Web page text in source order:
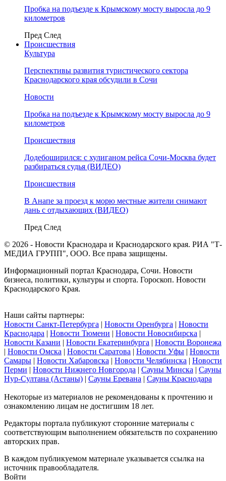
Пробка на подъезде к Крымскому мосту выросла до 9
километров
Пред След
Происшествия
Культура
Перспективы развития туристического сектора
Краснодарского края обсудили в Сочи
Новости
Пробка на подъезде к Крымскому мосту выросла до 9
километров
Происшествия
Додебоширился: с хулиганом рейса Сочи-Москва будет
разбираться судья (ВИДЕО)
Происшествия
В Анапе за проезд к морю местные жители снимают
дань с отдыхающих (ВИДЕО)
Пред След
© 2026 - Новости Краснодара и Краснодарского края. РИА "Т-
МЕДИА ГРУПП", ООО. Все права защищены.
Информационный портал Краснодара, Сочи. Новости
бизнеса, политики, культуры и спорта. Гороскоп. Новости
Краснодарского Края.
Наши сайты партнеры:
Новости Санкт-Петербурга | Новости Оренбурга | Новости
Краснодара | Новости Тюмени | Новости Новосибирска |
Новости Казани | Новости Екатеринбурга | Новости Воронежа
| Новости Омска | Новости Саратова | Новости Уфы | Новости
Самары | Новости Хабаровска | Новости Челябинска | Новости
Перми | Новости Нижнего Новгорода | Сауны Минска | Сауны
Нур-Султана (Астаны) | Сауны Еревана | Сауны Краснодара
Некоторые из материалов не рекомендованы к прочтению и
ознакомлению лицам не достигшим 18 лет.
Редакторы портала публикуют сторонние материалы с
соответствующим выполнением обязательств по сохранению
авторских прав.
В каждом публикуемом материале указывается ссылка на
источник правообладателя.
Войти